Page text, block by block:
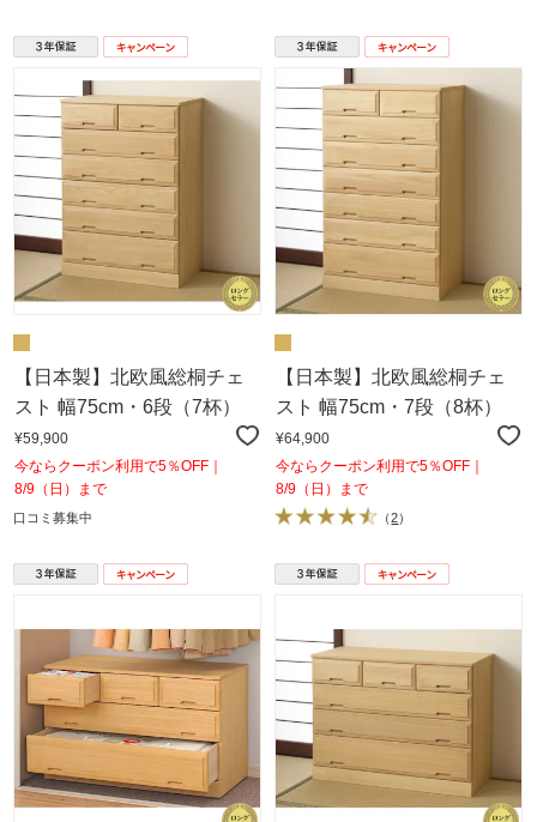
【日本製】北欧風総桐チェ
スト 幅75cm・6段（7杯）
¥59,900
今ならクーポン利用で5％OFF｜
8/9（日）まで
口コミ募集中
【日本製】北欧風総桐チェ
スト 幅75cm・7段（8杯）
¥64,900
今ならクーポン利用で5％OFF｜
8/9（日）まで
（2）